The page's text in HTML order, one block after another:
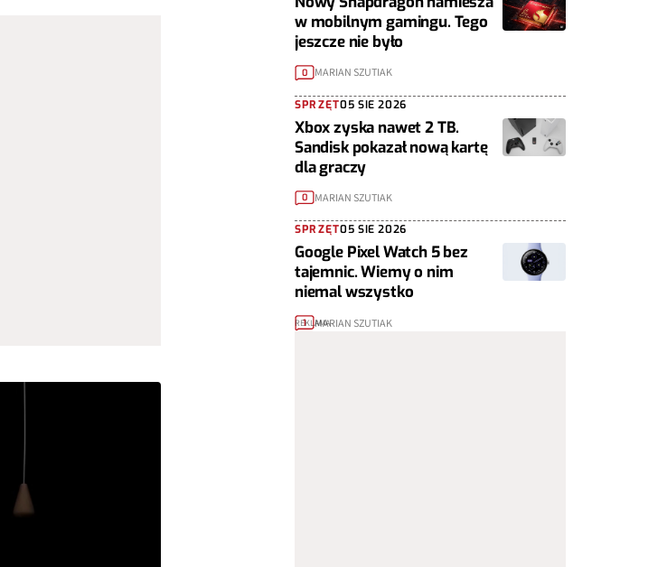
w mobilnym gamingu. Tego
jeszcze nie było
0 MARIAN SZUTIAK
SPRZĘT05 SIE 2026
Xbox zyska nawet 2 TB.
Sandisk pokazał nową kartę
dla graczy
0 MARIAN SZUTIAK
SPRZĘT05 SIE 2026
Google Pixel Watch 5 bez
tajemnic. Wiemy o nim
niemal wszystko
1 MARIAN SZUTIAK